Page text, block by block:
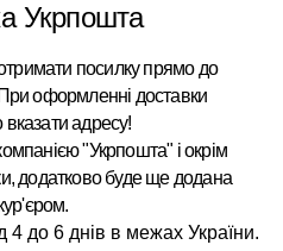
Укрпошта
посилку прямо до
оформленні доставки
вказати адресу!
"Укрпошта" і окрім
додатково буде ще додана
4 до 6 днів в межах України.